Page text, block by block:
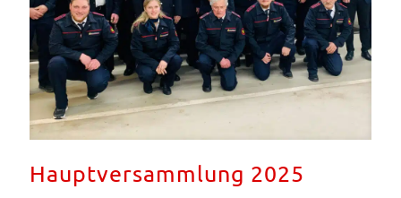
Hauptversammlung 2025